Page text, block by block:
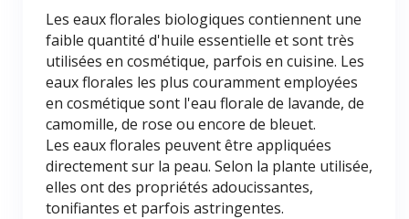
Les eaux florales biologiques contiennent une
faible quantité d'huile essentielle et sont très
utilisées en cosmétique, parfois en cuisine. Les
eaux florales les plus couramment employées
en cosmétique sont l'eau florale de lavande, de
camomille, de rose ou encore de bleuet.
Les eaux florales peuvent être appliquées
directement sur la peau. Selon la plante utilisée,
elles ont des propriétés adoucissantes,
tonifiantes et parfois astringentes.